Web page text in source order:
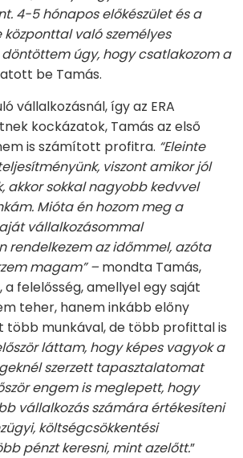
4-5 hónapos előkészület és a
való személyes
úgy, hogy csatlakozom a
be Tamás.
vállalkozásnál, így az ERA
kockázatok, Tamás az első
is számított profitra. “Eleinte
viszont amikor jól
akkor sokkal nagyobb kedvvel
Mióta én hozom meg a
vállalkozásommal
rendelkezem az időmmel, azóta
magam” – mondta Tamás,
felelősség, amellyel egy saját
teher, hanem inkább előny
több munkával, de több profittal is
láttam, hogy képes vagyok a
szerzett tapasztalatomat
engem is meglepett, hogy
vállalkozás számára értékesíteni
költségcsökkentési
pénzt keresni, mint azelőtt.”